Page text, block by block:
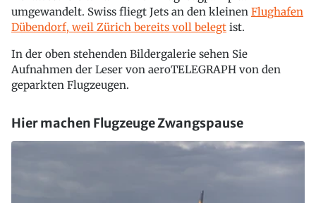
umgewandelt. Swiss fliegt Jets an den kleinen Flughafen
Dübendorf, weil Zürich bereits voll belegt ist.
In der oben stehenden Bildergalerie sehen Sie
Aufnahmen der Leser von aeroTELEGRAPH von den
geparkten Flugzeugen.
Hier machen Flugzeuge Zwangspause